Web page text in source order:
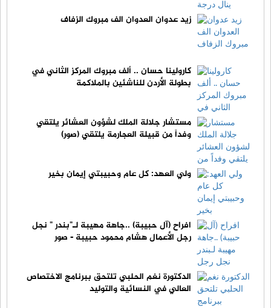
زيد عدوان العدوان الف مبروك الزفاف
كارولينا حسان .. ألف مبروك المركز الثاني في
بطولة الأردن للناشئين بالملاكمة
مستشار جلالة الملك لشؤون العشائر يلتقي
وفداً من قبيلة العجارمة يلتقي (صور)
ولي العهد: كل عام وحبيبتي إيمان بخير
افراح (آل حبيبة) ..جاهة مهيبة لـ"بندر " نجل
رجل الأعمال هشام محمود حبيبة - صور
الدكتورة نغم الحلبي تلتحق ببرنامج الاختصاص
العالي في النسائية والتوليد